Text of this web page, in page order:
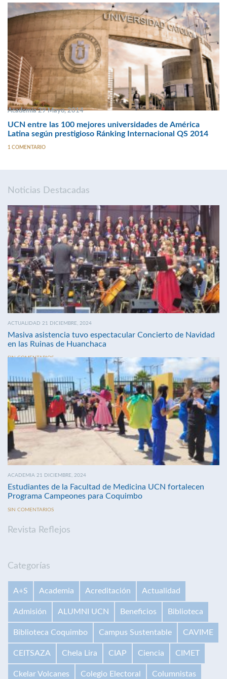
Academia 29 Mayo, 2014
UCN entre las 100 mejores universidades de América
Latina según prestigioso Ránking Internacional QS 2014
1 COMENTARIO
Noticias Destacadas
ACTUALIDAD 21 DICIEMBRE, 2024
Masiva asistencia tuvo espectacular Concierto de Navidad
en las Ruinas de Huanchaca
SIN COMENTARIOS
ACADEMIA 21 DICIEMBRE, 2024
Estudiantes de la Facultad de Medicina UCN fortalecen
Programa Campeones para Coquimbo
SIN COMENTARIOS
Revista Reflejos
Categorías
A+S Academia Acreditación Actualidad
Admisión ALUMNI UCN Beneficios Biblioteca
Biblioteca Coquimbo Campus Sustentable CAVIME
CEITSAZA Chela Lira CIAP Ciencia CIMET
Ckelar Volcanes Colegio Electoral Columnistas